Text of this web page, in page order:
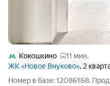
Кокошкино
11 мин.
ЖК «Новое Внуково», 2
Номер в базе: 12086168.